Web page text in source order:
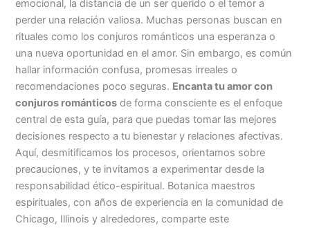
emocional, la distancia de un ser querido o el temor a
perder una relación valiosa. Muchas personas buscan en
rituales como los conjuros románticos una esperanza o
una nueva oportunidad en el amor. Sin embargo, es común
hallar información confusa, promesas irreales o
recomendaciones poco seguras. Encanta tu amor con
conjuros románticos de forma consciente es el enfoque
central de esta guía, para que puedas tomar las mejores
decisiones respecto a tu bienestar y relaciones afectivas.
Aquí, desmitificamos los procesos, orientamos sobre
precauciones, y te invitamos a experimentar desde la
responsabilidad ético-espiritual. Botanica maestros
espirituales, con años de experiencia en la comunidad de
Chicago, Illinois y alrededores, comparte este